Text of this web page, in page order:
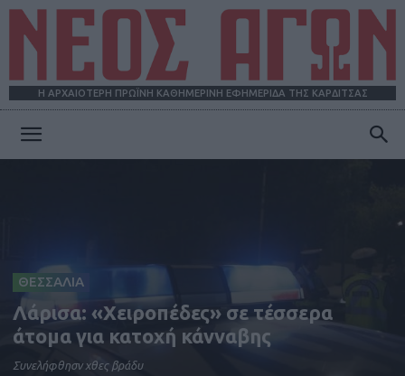
Η ΑΡΧΑΙΟΤΕΡΗ ΠΡΩΪΝΗ ΚΑΘΗΜΕΡΙΝΗ ΕΦΗΜΕΡΙΔΑ ΤΗΣ ΚΑΡΔΙΤΣΑΣ
ΘΕΣΣΑΛΙΑ
Λάρισα: «Χειροπέδες» σε τέσσερα
άτομα για κατοχή κάνναβης
Συνελήφθησν χθες βράδυ